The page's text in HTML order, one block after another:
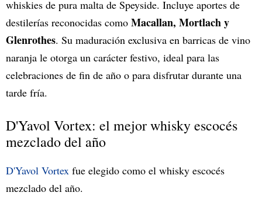
whiskies de pura malta de Speyside. Incluye aportes de
destilerías reconocidas como Macallan, Mortlach y
Glenrothes. Su maduración exclusiva en barricas de vino
naranja le otorga un carácter festivo, ideal para las
celebraciones de fin de año o para disfrutar durante una
tarde fría.
D'Yavol Vortex: el mejor whisky escocés
mezclado del año
D'Yavol Vortex fue elegido como el whisky escocés
mezclado del año.